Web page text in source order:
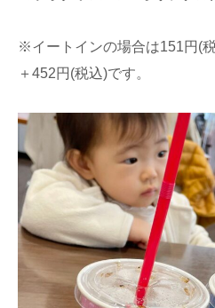
※イートインの場合は151円(
＋452円(税込)です。